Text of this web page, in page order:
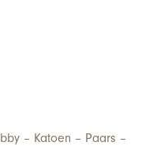
– Katoen – Paars –